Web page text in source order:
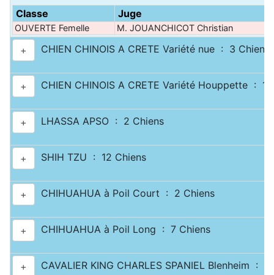
Classe Juge
OUVERTE Femelle M. JOUANCHICOT Christian
+ CHIEN CHINOIS A CRETE Variété nue : 3 Chiens
+ CHIEN CHINOIS A CRETE Variété Houppette : 1
+ LHASSA APSO : 2 Chiens
+ SHIH TZU : 12 Chiens
+ CHIHUAHUA à Poil Court : 2 Chiens
+ CHIHUAHUA à Poil Long : 7 Chiens
+ CAVALIER KING CHARLES SPANIEL Blenheim : 2